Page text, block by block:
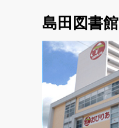
島田図書館